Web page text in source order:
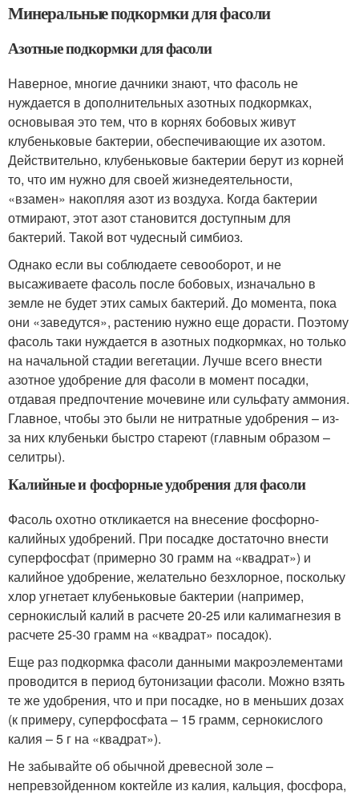
Минеральные подкормки для фасоли
Азотные подкормки для фасоли
Наверное, многие дачники знают, что фасоль не
нуждается в дополнительных азотных подкормках,
основывая это тем, что в корнях бобовых живут
клубеньковые бактерии, обеспечивающие их азотом.
Действительно, клубеньковые бактерии берут из корней
то, что им нужно для своей жизнедеятельности,
«взамен» накопляя азот из воздуха. Когда бактерии
отмирают, этот азот становится доступным для
бактерий. Такой вот чудесный симбиоз.
Однако если вы соблюдаете севооборот, и не
высаживаете фасоль после бобовых, изначально в
земле не будет этих самых бактерий. До момента, пока
они «заведутся», растению нужно еще дорасти. Поэтому
фасоль таки нуждается в азотных подкормках, но только
на начальной стадии вегетации. Лучше всего внести
азотное удобрение для фасоли в момент посадки,
отдавая предпочтение мочевине или сульфату аммония.
Главное, чтобы это были не нитратные удобрения – из-
за них клубеньки быстро стареют (главным образом –
селитры).
Калийные и фосфорные удобрения для фасоли
Фасоль охотно откликается на внесение фосфорно-
калийных удобрений. При посадке достаточно внести
суперфосфат (примерно 30 грамм на «квадрат») и
калийное удобрение, желательно безхлорное, поскольку
хлор угнетает клубеньковые бактерии (например,
сернокислый калий в расчете 20-25 или калимагнезия в
расчете 25-30 грамм на «квадрат» посадок).
Еще раз подкормка фасоли данными макроэлементами
проводится в период бутонизации фасоли. Можно взять
те же удобрения, что и при посадке, но в меньших дозах
(к примеру, суперфосфата – 15 грамм, сернокислого
калия – 5 г на «квадрат»).
Не забывайте об обычной древесной золе –
непревзойденном коктейле из калия, кальция, фосфора,